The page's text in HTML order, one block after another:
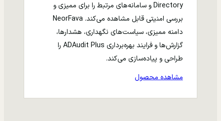
Directory و سامانه‌های مرتبط را برای ممیزی و
بررسی امنیتی قابل مشاهده می‌کند. NeorFava
دامنه ممیزی، سیاست‌های نگهداری، هشدارها،
گزارش‌ها و فرایند بهره‌برداری ADAudit Plus را
طراحی و پیاده‌سازی می‌کند.
مشاهده محصول